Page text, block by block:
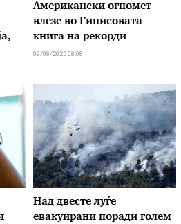
Американски огномет
влезе во Гинисовата
книга на рекорди
09/08/2026 08:08
Над двесте луѓе
евакуирани поради голем